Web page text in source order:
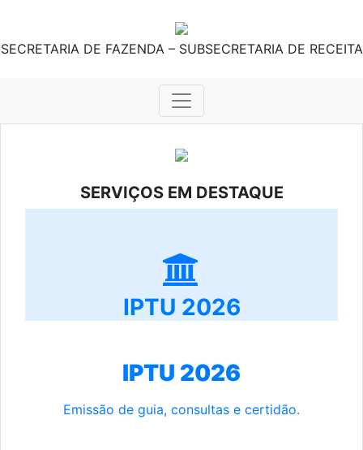
SECRETARIA DE FAZENDA – SUBSECRETARIA DE RECEITA
SERVIÇOS EM DESTAQUE
IPTU 2026
IPTU 2026
Emissão de guia, consultas e certidão.